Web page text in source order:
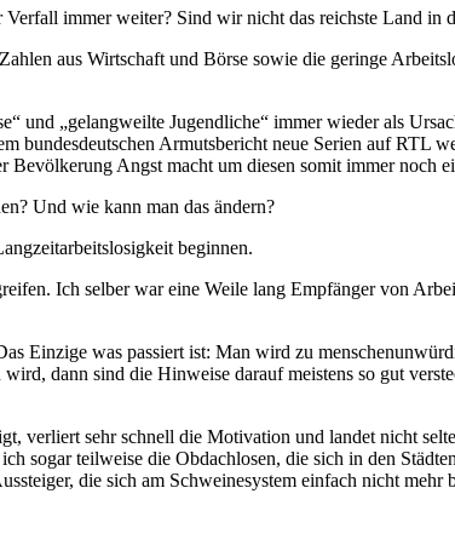
immer weiter? Sind wir nicht das reichste Land in
aus Wirtschaft und Börse sowie die geringe
und „gelangweilte Jugendliche“ immer wieder als
bundesdeutschen Armutsbericht neue Serien auf
Bevölkerung Angst macht um diesen somit immer
Und wie kann man das ändern?
beginnen.
Ich selber war eine Weile lang Empfänger von
Einzige was passiert ist: Man wird zu
dann sind die Hinweise darauf meistens so gut
verliert sehr schnell die Motivation und landet nicht
sogar teilweise die Obdachlosen, die sich in den
die sich am Schweinesystem einfach nicht mehr